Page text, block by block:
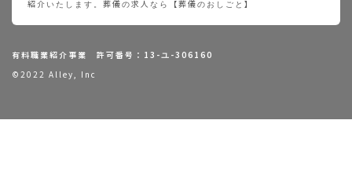
紹介いたします。葬儀の求人なら【葬儀のおしごと】
有料職業紹介事業 許可番号：13-ユ-306160
©2022 Alley, Inc